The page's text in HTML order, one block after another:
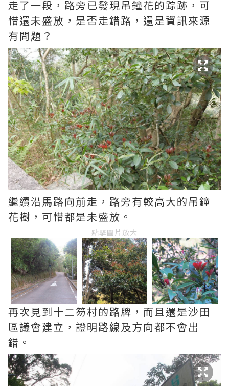
走了一段，路旁已發現吊鐘花的踪跡，可
惜還未盛放，是否走錯路，還是資訊來源
有問題？
繼續沿馬路向前走，路旁有較高大的吊鐘
花樹，可惜都是未盛放。
點擊圖片放大
再次見到十二笏村的路牌，而且還是沙田
區議會建立，證明路線及方向都不會出
錯。